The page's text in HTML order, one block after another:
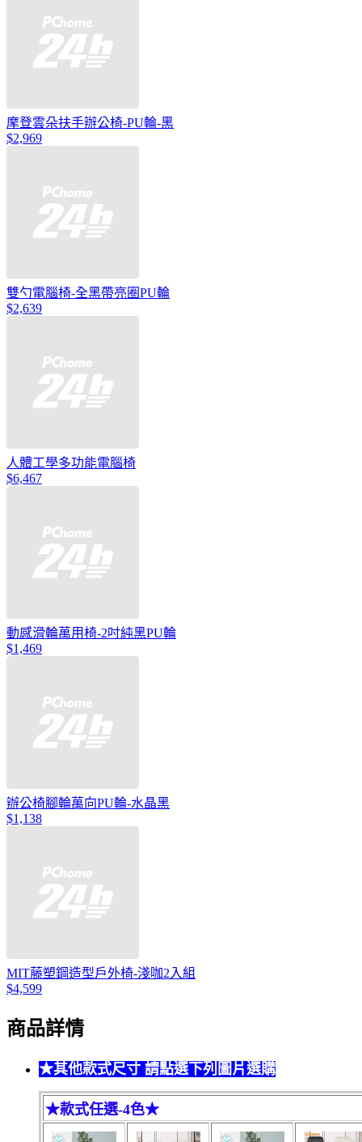
摩登雲朵扶手辦公椅-PU輪-黑
$2,969
雙勺電腦椅-全黑帶亮圈PU輪
$2,639
人體工學多功能電腦椅
$6,467
動感滑輪萬用椅-2吋純黑PU輪
$1,469
辦公椅腳輪萬向PU輪-水晶黑
$1,138
MIT藤塑鋼造型戶外椅-淺咖2入組
$4,599
商品詳情
★其他款式尺寸 請點選下列圖片選購
★款式任選-4色★